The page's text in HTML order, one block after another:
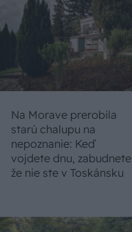
Na Morave prerobila
starú chalupu na
nepoznanie: Keď
vojdete dnu, zabudnete,
že nie ste v Toskánsku